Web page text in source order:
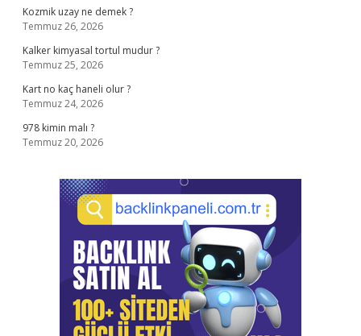
Kozmik uzay ne demek ?
Temmuz 26, 2026
Kalker kimyasal tortul mudur ?
Temmuz 25, 2026
Kart no kaç haneli olur ?
Temmuz 24, 2026
978 kimin malı ?
Temmuz 20, 2026